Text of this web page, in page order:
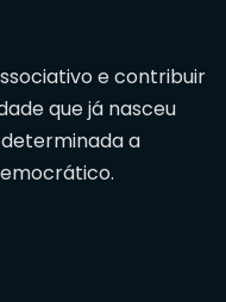
e contribuir
que já nasceu
a